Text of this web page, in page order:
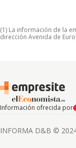
(1) La información de la
dirección Avenida de
Información ofrecida por
INFORMA D&B ©